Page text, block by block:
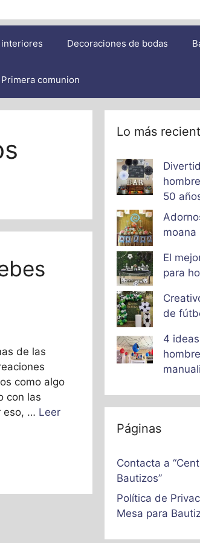
Decoraciones de bodas
Primera comunion
de las
como algo
con las
eso, … Leer
Lo más
50
moana
El
para
de
4
Páginas
Contacta a
Bautizos”
Política de
Mesa para